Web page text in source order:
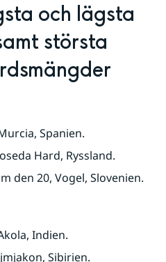
och lägsta
största
Spanien.
Hard, Ryssland.
den 20, Vogel, Slovenien.
Indien.
Sibirien.